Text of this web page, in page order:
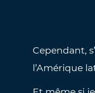
Cependant,
l’Amérique